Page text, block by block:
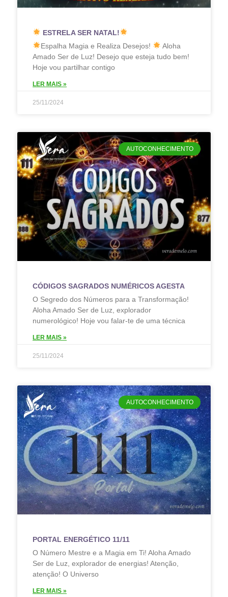
ESTRELA SER NATAL!
Espalha Magia e Realiza Desejos!
Aloha
Amado Ser de Luz! Desejo que esteja tudo bem!
Hoje vou partilhar contigo
LER MAIS »
25/11/2024
AUTOCONHECIMENTO
CÓDIGOS SAGRADOS NUMÉRICOS AGESTA
O Segredo dos Números para a Transformação!
Aloha Amado Ser de Luz, explorador
numerológico! Hoje vou falar-te de uma técnica
LER MAIS »
25/11/2024
AUTOCONHECIMENTO
PORTAL ENERGÉTICO 11/11
O Número Mestre e a Magia em Ti! Aloha Amado
Ser de Luz, explorador de energias! Atenção,
atenção! O Universo
LER MAIS »